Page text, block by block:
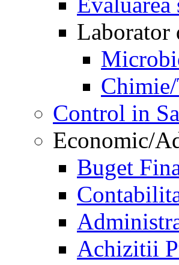
Laborator
Control in
Economic/
Buget
Achizitii